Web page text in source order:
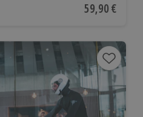
auf 42 Bewertungen
Aktueller
59,90 €